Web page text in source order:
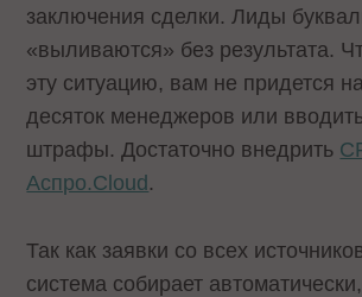
заключения сделки. Лиды
«выливаются» без результата.
эту ситуацию, вам не придется
десяток менеджеров или
штрафы. Достаточно внедрить
Аспро.Cloud.
Так как заявки со всех
система собирает